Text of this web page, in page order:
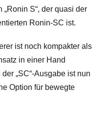
S“, der quasi der
Ronin-SC ist.
ist noch kompakter als
in einer Hand
„SC“-Ausgabe ist nun
Option für bewegte